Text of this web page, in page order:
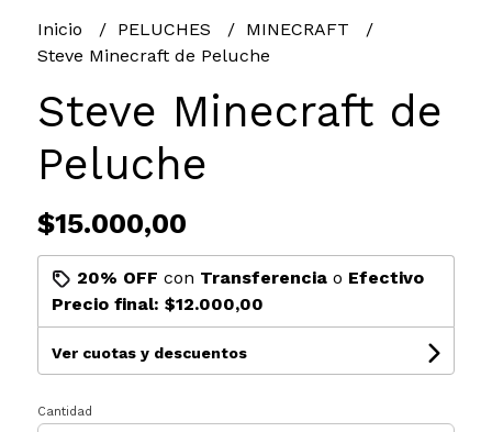
Inicio PELUCHES
MINECRAFT
Steve Minecraft de Peluche
Steve Minecraft de
Peluche
$15.000,00
20% OFF con Transferenciao Efectivo
Precio final: $12.000,00
Ver cuotas y descuentos
Cantidad